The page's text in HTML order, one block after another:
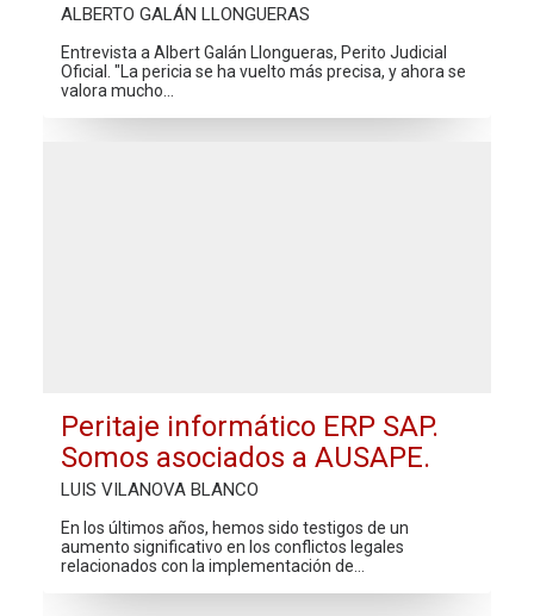
ALBERTO GALÁN LLONGUERAS
Entrevista a Albert Galán Llongueras, Perito Judicial
Oficial. "La pericia se ha vuelto más precisa, y ahora se
valora mucho…
Peritaje informático ERP SAP.
Somos asociados a AUSAPE.
LUIS VILANOVA BLANCO
En los últimos años, hemos sido testigos de un
aumento significativo en los conflictos legales
relacionados con la implementación de…